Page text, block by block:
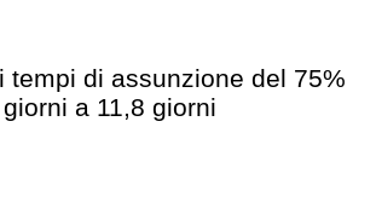
tempi di assunzione del 75%
a 11,8 giorni